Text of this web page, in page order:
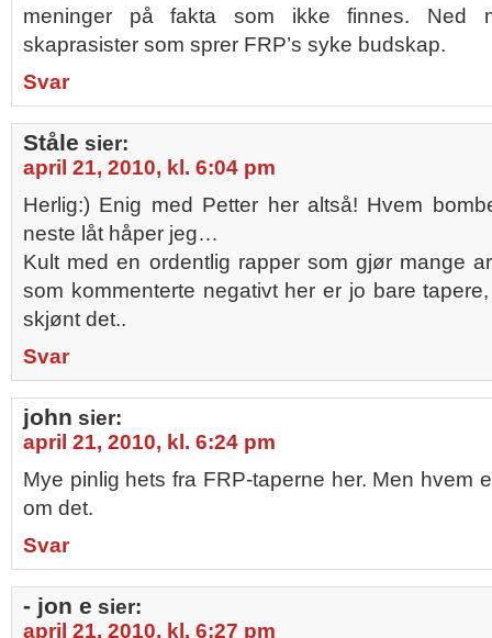
meninger på fakta som ikke finnes. Ned
skaprasister som sprer FRP’s syke budskap.
Svar
Ståle sier:
april 21, 2010, kl. 6:04 pm
Herlig:) Enig med Petter her altså! Hvem
neste låt håper jeg…
Kult med en ordentlig rapper som gjør mange
som kommenterte negativt her er jo bare
skjønt det..
Svar
john sier:
april 21, 2010, kl. 6:24 pm
Mye pinlig hets fra FRP-taperne her. Men hvem
om det.
Svar
- jon e sier:
april 21, 2010, kl. 6:27 pm